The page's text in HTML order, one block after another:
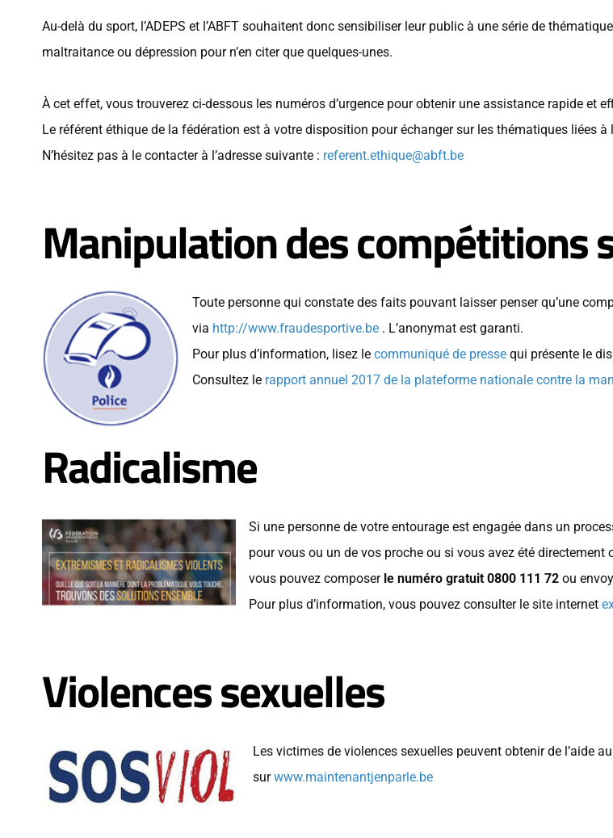
Au-delà du sport, l’ADEPS et l’ABFT souhaitent donc sensibiliser leur public à une série de
maltraitance ou dépression pour n’en citer que quelques-unes.
À cet effet, vous trouverez ci-dessous les numéros d’urgence pour obtenir une assistance rapide et
Le référent éthique de la fédération est à votre disposition pour échanger sur les thématiques liées à
N’hésitez pas à le contacter à l’adresse suivante : referent.ethique@abft.be
Manipulation des compétitions
Toute personne qui constate des faits pouvant laisser penser qu’une
via http://www.fraudesportive.be . L’anonymat est garanti.
Pour plus d’information, lisez le communiqué de presse qui présente le
Consultez le rapport annuel 2017 de la plateforme nationale contre la
Radicalisme
Si une personne de votre entourage est engagée dans un
pour vous ou un de vos proche ou si vous avez été
vous pouvez composer le numéro gratuit 0800 111 72 ou
Pour plus d’information, vous pouvez consulter le site internet
Violences sexuelles
Les victimes de violences sexuelles peuvent obtenir de l’aide au
surwww.maintenantjenparle.be